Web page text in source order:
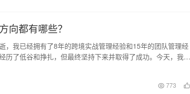
向都有哪些？
，我已经拥有了8年的跨境实战管理经验和15年的团队管理经
历了低谷和挣扎，但最终坚持下来并取得了成功。今天，我想
773